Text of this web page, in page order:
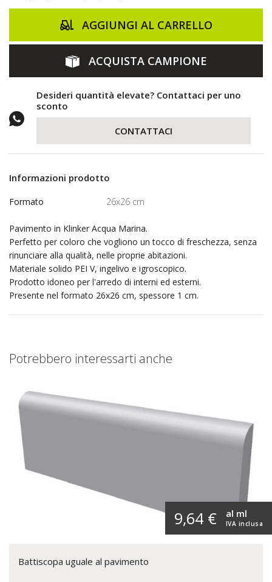
AGGIUNGI AL CARRELLO
ACQUISTA CAMPIONE
Desideri quantità elevate? Contattaci per uno
sconto
CONTATTACI
Informazioni prodotto
Formato 26x26 cm
Pavimento in Klinker Acqua Marina.
Perfetto per coloro che vogliono un tocco di freschezza, senza
rinunciare alla qualità, nelle proprie abitazioni.
Materiale solido PEI V, ingelivo e igroscopico.
Prodotto idoneo per l'arredo di interni ed esterni.
Presente nel formato 26x26 cm, spessore 1 cm.
Potrebbero interessarti anche
9,64 € IVA inclusa
al ml
Battiscopa uguale al pavimento